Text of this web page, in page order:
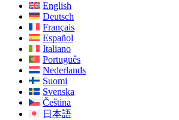
English
Deutsch
Français
Español
Italiano
Português
Nederlands
Suomi
Svenska
Čeština
日本語